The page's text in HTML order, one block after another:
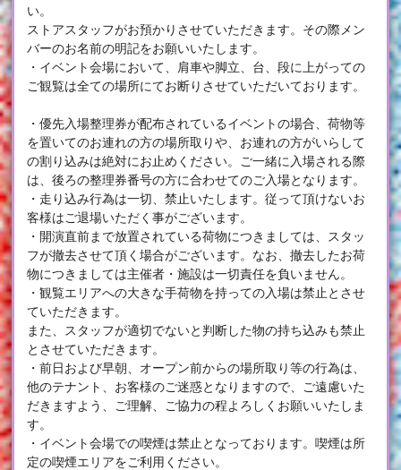
い。
ストアスタッフがお預かりさせていただきます。その際メン
バーのお名前の明記をお願いいたします。
・イベント会場において、肩車や脚立、台、段に上がっての
ご観覧は全ての場所にてお断りさせていただいております。
・優先入場整理券が配布されているイベントの場合、荷物等
を置いてのお連れの方の場所取りや、お連れの方がいらして
の割り込みは絶対にお止めください。ご一緒に入場される際
は、後ろの整理券番号の方に合わせてのご入場となります。
・走り込み行為は一切、禁止いたします。従って頂けないお
客様はご退場いただく事がございます。
・開演直前まで放置されている荷物につきましては、スタッ
フが撤去させて頂く場合がございます。なお、撤去したお荷
物につきましては主催者・施設は一切責任を負いません。
・観覧エリアへの大きな手荷物を持っての入場は禁止とさせ
ていただきます。
また、スタッフが適切でないと判断した物の持ち込みも禁止
とさせていただきます。
・前日および早朝、オープン前からの場所取り等の行為は、
他のテナント、お客様のご迷惑となりますので、ご遠慮いた
だきますよう、ご理解、ご協力の程よろしくお願いいたしま
す。
・イベント会場での喫煙は禁止となっております。喫煙は所
定の喫煙エリアをご利用ください。